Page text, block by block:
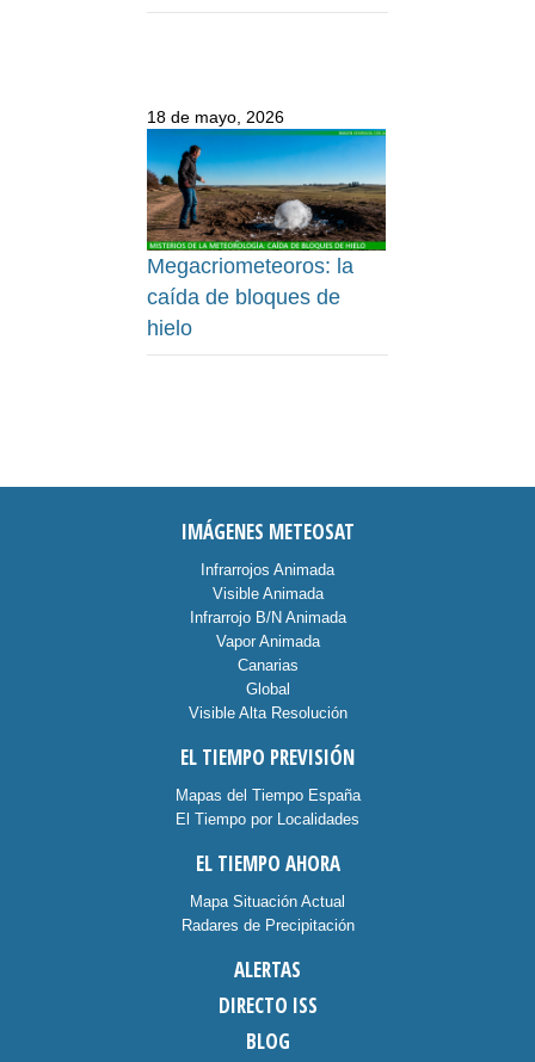
18 de mayo, 2026
Megacriometeoros: la
caída de bloques de
hielo
IMÁGENES METEOSAT
Infrarrojos Animada
Visible Animada
Infrarrojo B/N Animada
Vapor Animada
Canarias
Global
Visible Alta Resolución
EL TIEMPO PREVISIÓN
Mapas del Tiempo España
El Tiempo por Localidades
EL TIEMPO AHORA
Mapa Situación Actual
Radares de Precipitación
ALERTAS
DIRECTO ISS
BLOG